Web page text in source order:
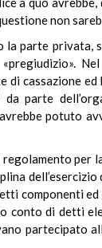
non
parte privata,
di cassazione
da parte
potuto
per
dell’esercizio
componenti
conto di detti
partecipato